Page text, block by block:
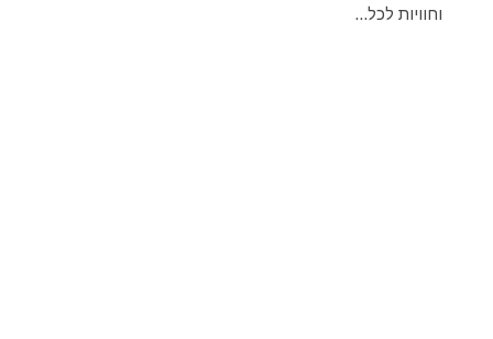
וחוויות לכל...